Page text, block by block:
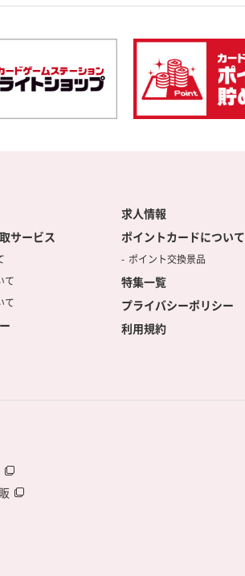
サービス
て
て
求人情報
ポイントカードについて
ポイント交換景品
特集一覧
プライバシーポリシー
利用規約